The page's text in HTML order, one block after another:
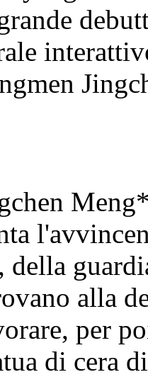
della
alla
per
di cera